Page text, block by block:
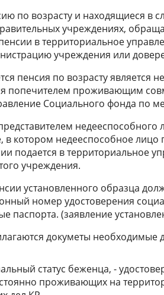
по возрасту и находящиеся в
учреждениях,
в территориальное
учреждения или
пенсия по возрасту является
попечителем проживающим
Социального фонда по
недееспособного
в котором недееспособное лицо
подается в территориальное
учреждения.
установленного образца
номер удостоверения
паспорта. (заявление
докуметы необходимые
статус беженца, -
проживающих на